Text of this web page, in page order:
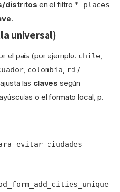
distritos en el filtro *_places
.
universal)
el país (por ejemplo: chile,
, colombia, rd /
las claves según
o el formato local, p.
evitar ciudades